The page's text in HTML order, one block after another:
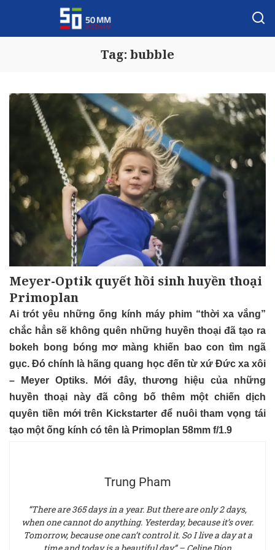
Tag: bubble
Meyer-Optik quyết hồi sinh huyền thoại
Primoplan
Ai trót yêu những ống kính máy phim “thời xa vắng”
chắc hẳn sẽ không quên những huyền thoại đã tạo ra
bokeh bong bóng mơ màng khiến bao con tìm ngã
gục. Đó chính là hãng quang học đến từ xứ Đức xa xôi
– Meyer Optiks. Mới đây, thương hiệu của những
huyền thoại này đã công bố thêm một chiến dịch
quyên tiền mới trên Kickstarter để nuôi tham vọng tái
tạo một ống kính có tên là Primoplan 58mm f/1.9
Trung Pham
“There are 365 days in a year. But there are only 2 days,
when one cannot do anything. Yesterday, because it’s over.
Tomorrow, because one can’t control it. So I live a day at a